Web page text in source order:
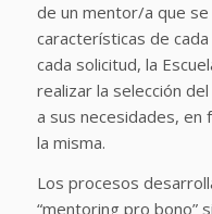
de un mentor/a que
características de
cada solicitud, la
realizar la selección
a sus necesidades, en
la misma.
Los procesos
“mentoring pro bono”